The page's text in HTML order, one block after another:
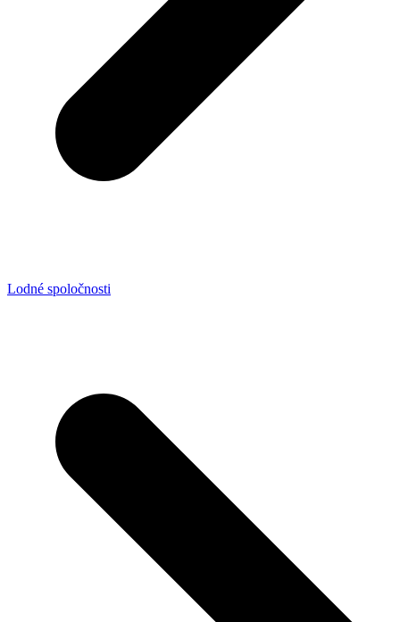
Lodné spoločnosti